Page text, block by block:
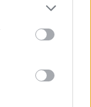
or more Google
may click to
party tags to
in below Google